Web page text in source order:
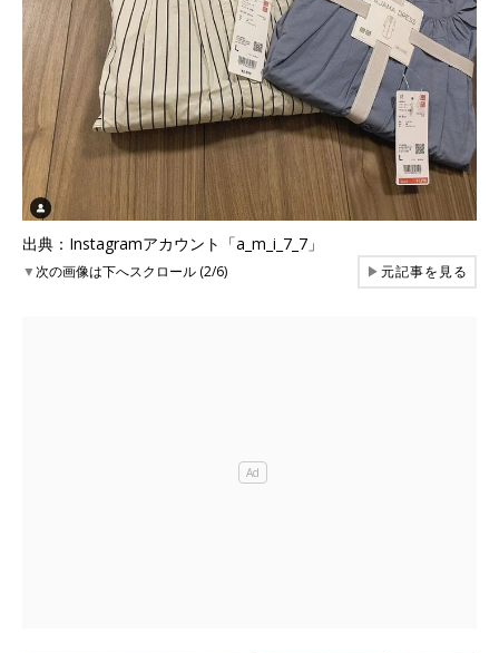
出典：Instagramアカウント「a_m_i_7_7」
▼次の画像は下へスクロール (2/6) ▶元記事を見る